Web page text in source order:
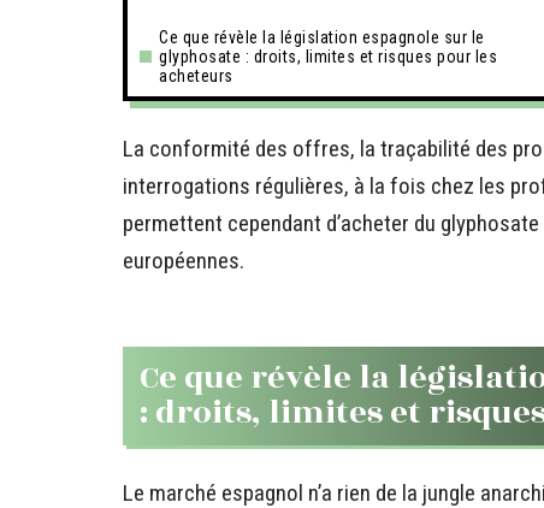
Ce que révèle la législation espagnole sur le
glyphosate : droits, limites et risques pour les
acheteurs
La conformité des offres, la traçabilité des
interrogations régulières, à la fois chez les
permettent cependant d’acheter du
européennes.
Ce que révèle la
: droits, limites et
Le marché espagnol n’a rien de la jungle